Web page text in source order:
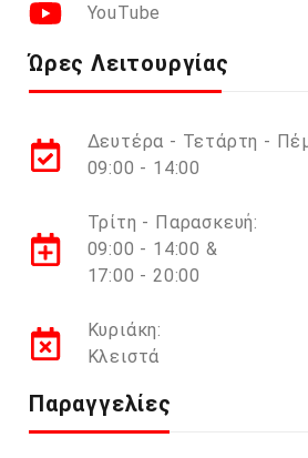
YouTube
Ώρες Λειτουργίας
Δευτέρα - Τετάρτη -
09:00 - 14:00
Τρίτη - Παρασκευή:
09:00 - 14:00 &
17:00 - 20:00
Κυριάκη:
Κλειστά
Παραγγελίες